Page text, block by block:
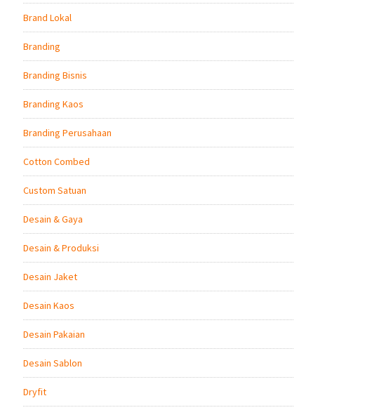
Brand Lokal
Branding
Branding Bisnis
Branding Kaos
Branding Perusahaan
Cotton Combed
Custom Satuan
Desain & Gaya
Desain & Produksi
Desain Jaket
Desain Kaos
Desain Pakaian
Desain Sablon
Dryfit